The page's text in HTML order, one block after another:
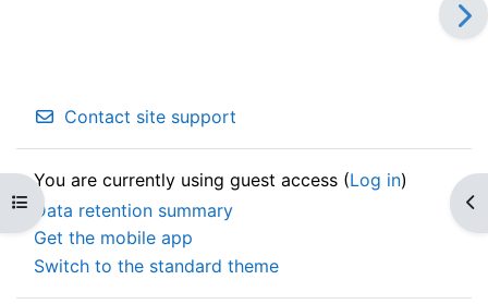
Open course index
Contact site support
You are currently using guest access (Log in)
Data retention summary
Get the mobile app
Switch to the standard theme